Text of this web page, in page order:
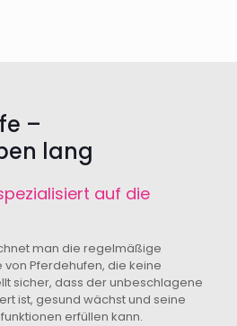
–
lang
auf die
man die regelmäßige
Pferdehufen, die keine
sicher, dass der unbeschlagene
ist, gesund wächst und seine
erfüllen kann.